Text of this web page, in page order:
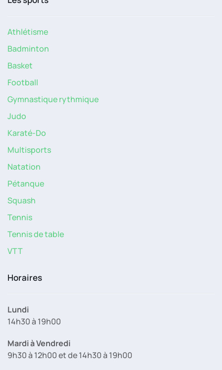
Athlétisme
Badminton
Basket
Football
Gymnastique rythmique
Judo
Karaté-Do
Multisports
Natation
Pétanque
Squash
Tennis
Tennis de table
VTT
Horaires
Lundi
14h30 à 19h00
Mardi à Vendredi
9h30 à 12h00 et de 14h30 à 19h00